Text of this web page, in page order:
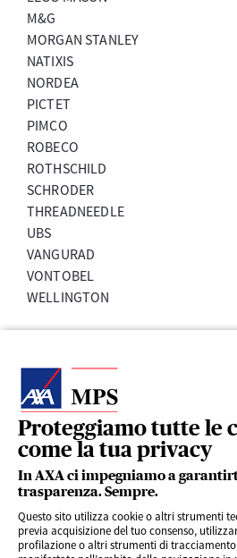
Proteggiamo tutte le
come la tua privacy
In AXA ci impegniamo a
trasparenza. Sempre.
Questo sito utilizza cookie o altri strumenti
previa acquisizione del tuo consenso,
profilazione o altri strumenti di
M&G
MORGAN STANLEY
NATIXIS
NORDEA
PICTET
PIMCO
ROBECO
ROTHSCHILD
SCHRODER
THREADNEEDLE
UBS
VANGURAD
VONTOBEL
WELLINGTON
LINK UTILI
SERVIZI AL CLIENTE